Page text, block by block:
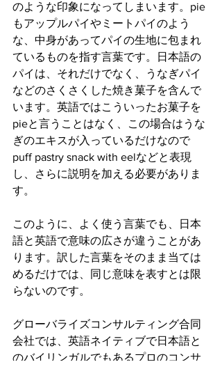
のような印象になってしまいます。pie
もアップルパイやミートパイのよう
な、中身があってパイの生地に包まれ
ているものを指す言葉です。日本語の
パイは、それだけでなく、うなぎパイ
などのさくさくした焼き菓子を含んで
います。英語ではこういったお菓子を
pieと言うことはなく、この場合はうな
ぎのエキスが入っているだけなので
puff pastry snack with eelなどと表現
し、さらに説明を加える必要がありま
す。
このように、よく使う言葉でも、日本
語と英語で意味の広さが違うことがあ
ります。訳した言葉をそのまま当ては
めるだけでは、同じ意味を表すとは限
らないのです。
グローバライズコンサルティング合同
会社では、英語ネイティブで日本語と
のバイリンガルでもあるプロのコンサ